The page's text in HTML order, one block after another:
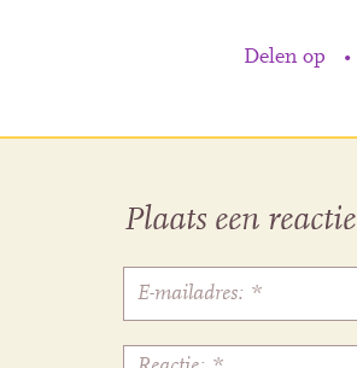
Delen op •
Plaats een reactie